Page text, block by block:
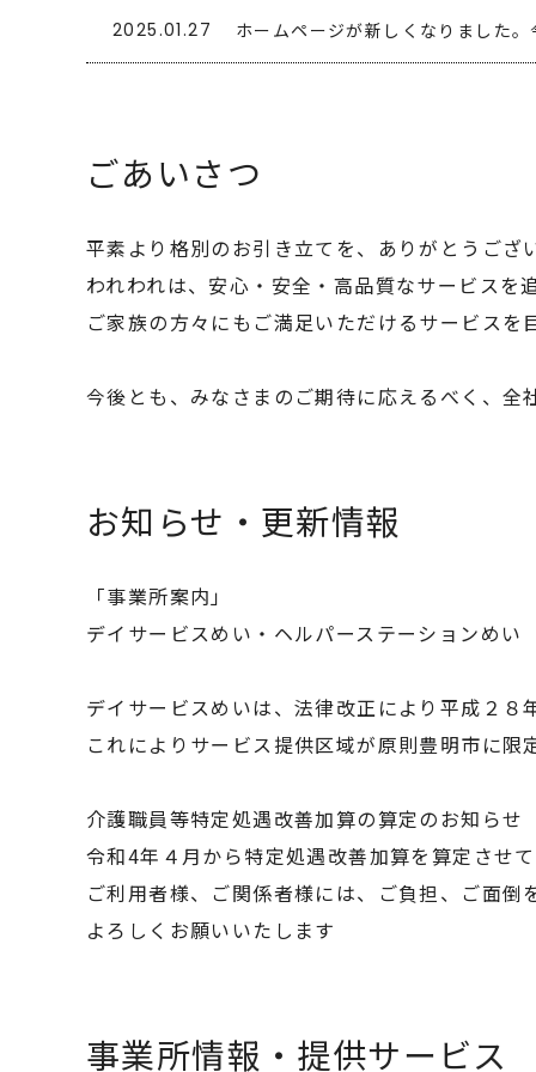
2025.01.27 ホームページが新しくなりました
ごあいさつ
平素より格別のお引き立てを、ありがとうござ
われわれは、安心・安全・高品質なサービスを
ご家族の方々にもご満足いただけるサービスを
今後とも、みなさまのご期待に応えるべく、全
お知らせ・更新情報
「事業所案内」
デイサービスめい・ヘルパーステーションめい
デイサービスめいは、法律改正により平成２
これによりサービス提供区域が原則豊明市に限
介護職員等特定処遇改善加算の算定のお知らせ
令和4年４月から特定処遇改善加算を算定させ
ご利用者様、ご関係者様には、ご負担、ご面
よろしくお願いいたします
事業所情報・提供サービス